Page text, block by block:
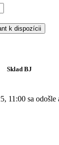
k dispozícii
Sklad BJ
11:00 sa odošle